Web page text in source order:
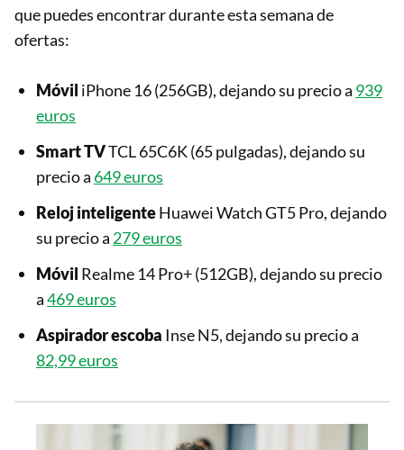
que puedes encontrar durante esta semana de
ofertas:
Móvil iPhone 16 (256GB), dejando su precio a 939
euros
Smart TVTCL 65C6K (65 pulgadas), dejando su
precio a 649 euros
Reloj inteligenteHuawei Watch GT5 Pro, dejando
su precio a 279 euros
Móvil Realme 14 Pro+ (512GB), dejando su precio
a469 euros
Aspirador escoba Inse N5, dejando su precio a
82,99 euros